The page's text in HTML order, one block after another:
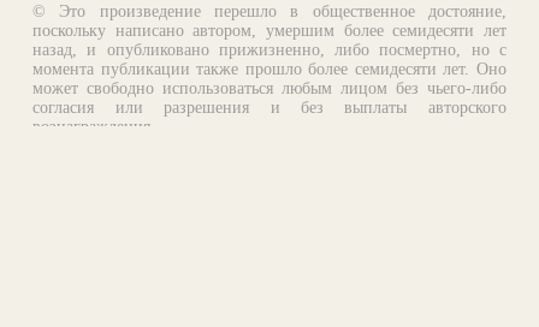
© Это произведение перешло в общественное достояние,
поскольку написано автором, умершим более семидесяти лет
назад, и опубликовано прижизненно, либо посмертно, но с
момента публикации также прошло более семидесяти лет. Оно
может свободно использоваться любым лицом без чьего-либо
согласия или разрешения и без выплаты авторского
вознаграждения.